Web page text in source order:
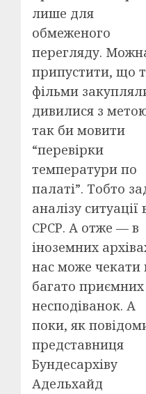
лише для
обмеженого
перегляду.
припустити, що
фільми
дивилися з
так би мовити
“перевірки
температури по
палаті”. Тобто
аналізу ситуації
СРСР. А отже — в
іноземних
нас може чекати
багато приємних
несподіванок. А
поки, як
представниця
Бундесархіву
Адельхайд